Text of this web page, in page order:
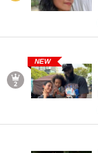
NEW